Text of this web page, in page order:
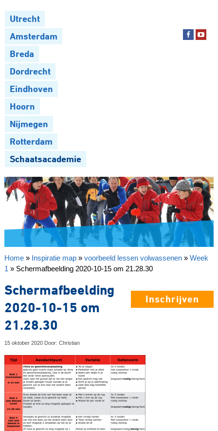
Utrecht
Amsterdam
Breda
Dordrecht
Eindhoven
Hoorn
Nijmegen
Rotterdam
Schaatsacademie
Home» Inspiratie map» voorbeeld lessen volwassenen» Week
1 » Schermafbeelding 2020-10-15 om 21.28.30
Inschrijven
Schermafbeelding
2020-10-15 om
21.28.30
15 oktober 2020 Door: Christian